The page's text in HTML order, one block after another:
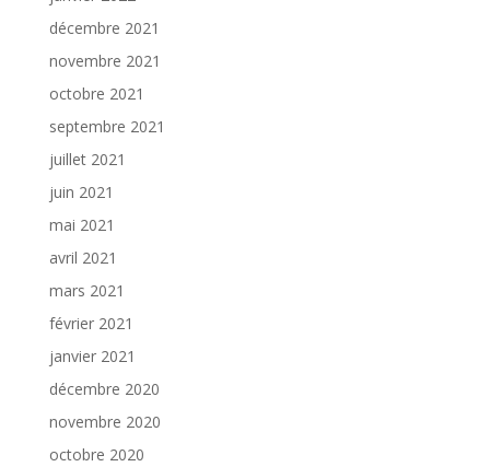
décembre 2021
novembre 2021
octobre 2021
septembre 2021
juillet 2021
juin 2021
mai 2021
avril 2021
mars 2021
février 2021
janvier 2021
décembre 2020
novembre 2020
octobre 2020